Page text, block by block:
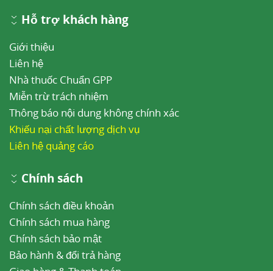
Hỗ trợ khách hàng
Giới thiệu
Liên hệ
Nhà thuốc Chuẩn GPP
Miễn trừ trách nhiệm
Thông báo nội dung không chính xác
Khiếu nại chất lượng dịch vụ
Liên hệ quảng cáo
Chính sách
Chính sách điều khoản
Chính sách mua hàng
Chính sách bảo mật
Bảo hành & đổi trả hàng